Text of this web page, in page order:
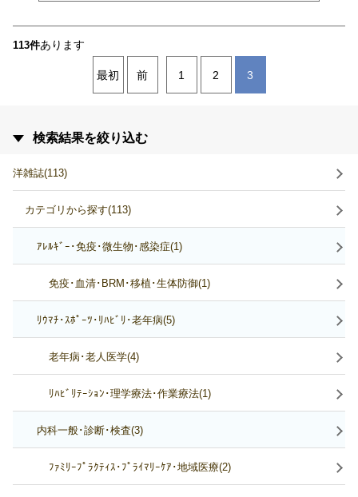
113件あります
最初 前 1 2 3
検索結果を絞り込む
洋雑誌(113)
カテゴリから探す(113)
ｱﾚﾙｷﾞｰ･免疫･微生物･感染症(1)
免疫･血清･BRM･移植･生体防御(1)
ﾘｳﾏﾁ･ｽﾎﾟｰﾂ･ﾘﾊﾋﾞﾘ･老年病(5)
老年病･老人医学(4)
ﾘﾊﾋﾞﾘﾃｰｼｮﾝ･理学療法･作業療法(1)
内科一般･診断･検査(3)
ﾌｧﾐﾘｰﾌﾟﾗｸﾃｨｽ･ﾌﾟﾗｲﾏﾘｰｹｱ･地域医療(2)